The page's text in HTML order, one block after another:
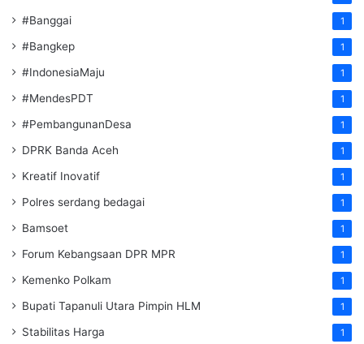
#Banggai 1
#Bangkep 1
#IndonesiaMaju 1
#MendesPDT 1
#PembangunanDesa 1
DPRK Banda Aceh 1
Kreatif Inovatif 1
Polres serdang bedagai 1
Bamsoet 1
Forum Kebangsaan DPR MPR 1
Kemenko Polkam 1
‎Bupati Tapanuli Utara Pimpin HLM 1
Stabilitas Harga 1